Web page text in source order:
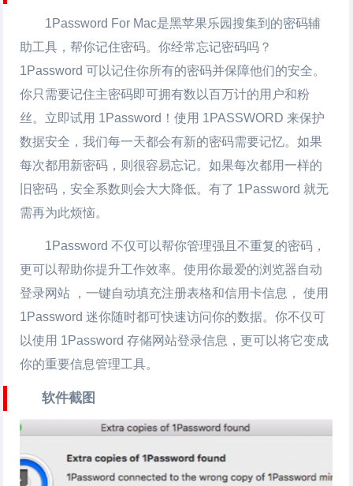
1Password For Mac是黑苹果乐园搜集到的密码辅
助工具，帮你记住密码。你经常忘记密码吗？
1Password 可以记住你所有的密码并保障他们的安全。
你只需要记住主密码即可拥有数以百万计的用户和粉
丝。立即试用 1Password！使用 1PASSWORD 来保护
数据安全，我们每一天都会有新的密码需要记忆。如果
每次都用新密码，则很容易忘记。如果每次都用一样的
旧密码，安全系数则会大大降低。有了 1Password 就无
需再为此烦恼。
1Password 不仅可以帮你管理强且不重复的密码，
更可以帮助你提升工作效率。使用你最爱的浏览器自动
登录网站 ，一键自动填充注册表格和信用卡信息， 使用
1Password 迷你随时都可快速访问你的数据。你不仅可
以使用 1Password 存储网站登录信息，更可以将它变成
你的重要信息管理工具。
软件截图